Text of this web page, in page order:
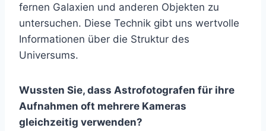
fernen Galaxien und anderen Objekten zu
untersuchen. Diese Technik gibt uns wertvolle
Informationen über die Struktur des
Universums.
Wussten Sie, dass Astrofotografen für ihre
Aufnahmen oft mehrere Kameras
gleichzeitig verwenden?